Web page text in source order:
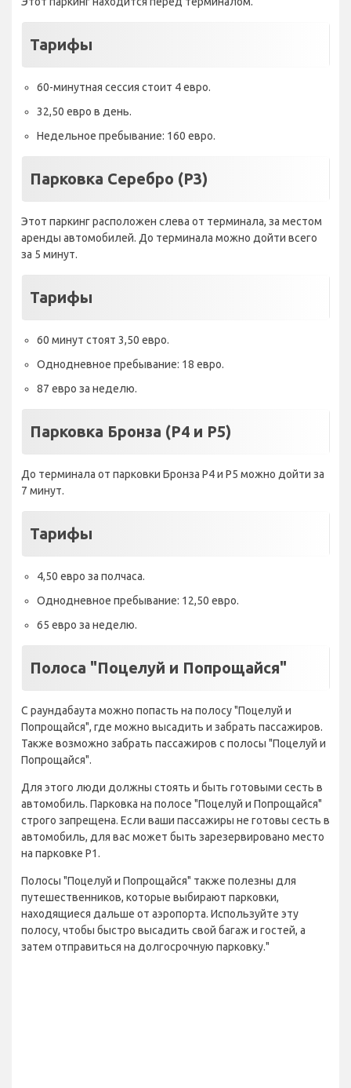
Тарифы
60-минутная сессия стоит 4 евро.
32,50 евро в день.
Недельное пребывание: 160 евро.
Парковка Серебро (P3)
Этот паркинг расположен слева от терминала, за местом
аренды автомобилей. До терминала можно дойти всего
за 5 минут.
Тарифы
60 минут стоят 3,50 евро.
Однодневное пребывание: 18 евро.
87 евро за неделю.
Парковка Бронза (P4 и P5)
До терминала от парковки Бронза P4 и P5 можно дойти за
7 минут.
Тарифы
4,50 евро за полчаса.
Однодневное пребывание: 12,50 евро.
65 евро за неделю.
Полоса "Поцелуй и Попрощайся"
С раундабаута можно попасть на полосу "Поцелуй и
Попрощайся", где можно высадить и забрать пассажиров.
Также возможно забрать пассажиров с полосы "Поцелуй и
Попрощайся".
Для этого люди должны стоять и быть готовыми сесть в
автомобиль. Парковка на полосе "Поцелуй и Попрощайся"
строго запрещена. Если ваши пассажиры не готовы сесть в
автомобиль, для вас может быть зарезервировано место
на парковке P1.
Полосы "Поцелуй и Попрощайся" также полезны для
путешественников, которые выбирают парковки,
находящиеся дальше от аэропорта. Используйте эту
полосу, чтобы быстро высадить свой багаж и гостей, а
затем отправиться на долгосрочную парковку."